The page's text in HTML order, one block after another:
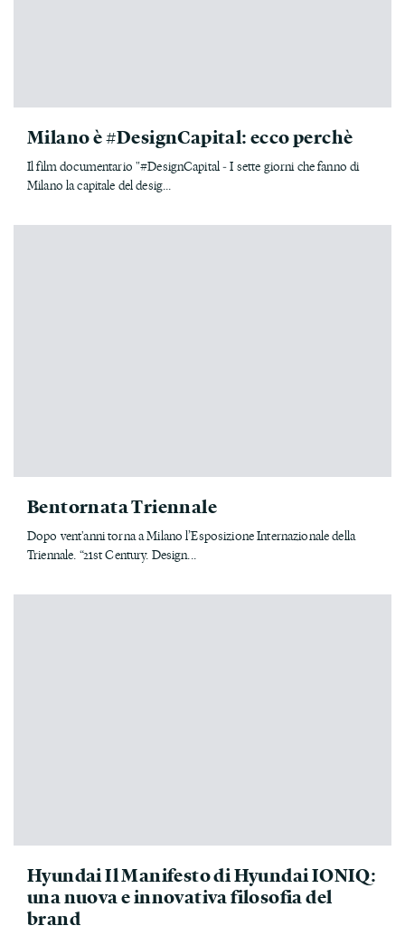
Milano è #DesignCapital: ecco perchè
Il film documentario "#DesignCapital ‐ I sette giorni che fanno di
Milano la capitale del desig...
Bentornata Triennale
Dopo vent'anni torna a Milano l’Esposizione Internazionale della
Triennale. “21st Century. Design...
Hyundai Il Manifesto di Hyundai IONIQ:
una nuova e innovativa filosofia del
brand